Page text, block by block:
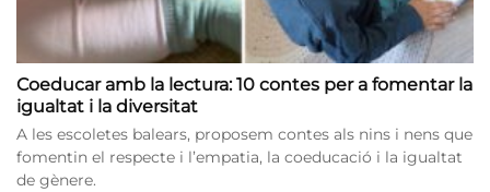
Coeducar amb la lectura: 10 contes per a fomentar la
igualtat i la diversitat
A les escoletes balears, proposem contes als nins i nens que
fomentin el respecte i l’empatia, la coeducació i la igualtat
de gènere.